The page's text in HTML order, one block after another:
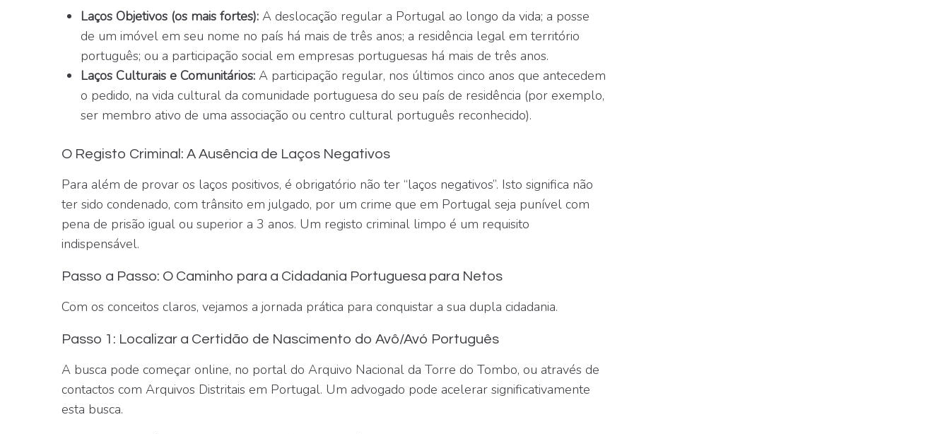
Laços Objetivos (os mais fortes): A deslocação regular a Portugal ao longo da vida; a posse
de um imóvel em seu nome no país há mais de três anos; a residência legal em território
português; ou a participação social em empresas portuguesas há mais de três anos.
Laços Culturais e Comunitários: A participação regular, nos últimos cinco anos que antecedem
o pedido, na vida cultural da comunidade portuguesa do seu país de residência (por exemplo,
ser membro ativo de uma associação ou centro cultural português reconhecido).
O Registo Criminal: A Ausência de Laços Negativos
Para além de provar os laços positivos, é obrigatório não ter “laços negativos”. Isto significa não
ter sido condenado, com trânsito em julgado, por um crime que em Portugal seja punível com
pena de prisão igual ou superior a 3 anos. Um registo criminal limpo é um requisito
indispensável.
Passo a Passo: O Caminho para a Cidadania Portuguesa para Netos
Com os conceitos claros, vejamos a jornada prática para conquistar a sua dupla cidadania.
Passo 1: Localizar a Certidão de Nascimento do Avô/Avó Português
A busca pode começar online, no portal do Arquivo Nacional da Torre do Tombo, ou através de
contactos com Arquivos Distritais em Portugal. Um advogado pode acelerar significativamente
esta busca.